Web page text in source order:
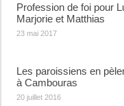
Profession de foi pour
Marjorie et Matthias
23 mai 2017
Les paroissiens en
à Cambouras
20 juillet 2016